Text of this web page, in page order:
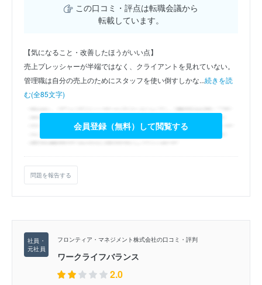
この口コミ・評点は転職会議から
転載しています。
【気になること・改善したほうがいい点】
売上プレッシャーが半端ではなく、クライアントを見れていない。
管理職は自分の売上のためにスタッフを使い倒すしかな...続きを読
む(全85文字)
会員登録（無料）して閲覧する
問題を報告する
フロンティア・マネジメント株式会社の口コミ・評判
ワークライフバランス
2.0